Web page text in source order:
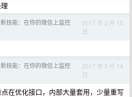
新技能：在你的微信上监控
2017 年 3 月 15
日
新技能：在你的微信上监控
2017 年 3 月 14
日
在优化接口，内部大量套用，少量重写